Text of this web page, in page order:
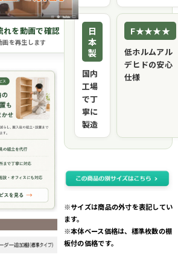
れを動画で確認
画を再生します
日
本
製
国内
工場
で丁
寧に
製造
F★★★★
低ホルムアル
デヒドの安心
仕様
※サイズは商品の外寸を表記してい
ます。
※本体ベース価格は、標準枚数の棚
板付の価格です。